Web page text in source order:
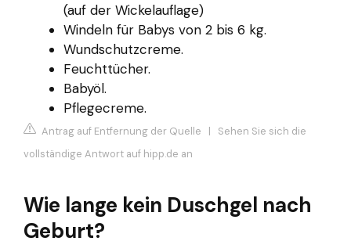
(auf der Wickelauflage)
Windeln für Babys von 2 bis 6 kg.
Wundschutzcreme.
Feuchttücher.
Babyöl.
Pflegecreme.
Antrag auf Entfernung der Quelle | Sehen Sie sich die
vollständige Antwort auf hipp.de an
Wie lange kein Duschgel nach
Geburt?